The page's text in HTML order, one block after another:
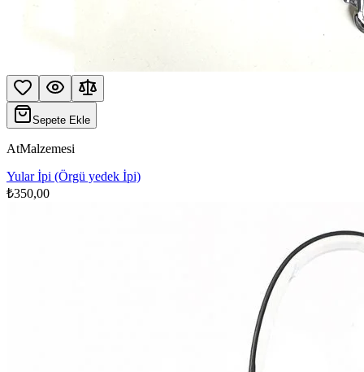
Sepete Ekle
AtMalzemesi
Yular İpi (Örgü yedek İpi)
₺350,00